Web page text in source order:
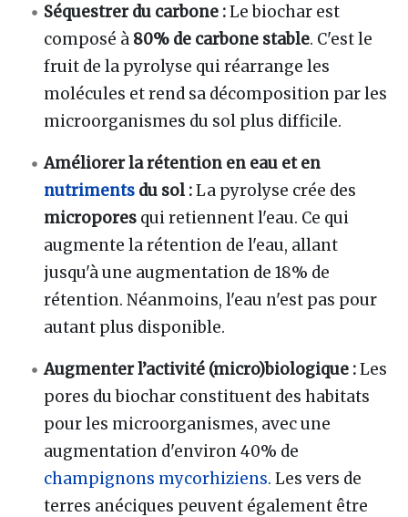
Séquestrer du carbone :Le biochar est
composé à 80% de carbone stable. C'est le
fruit de la pyrolyse qui réarrange les
molécules et rend sa décomposition par les
microorganismes du sol plus difficile.
Améliorer la rétention en eau et en
nutriments du sol :La pyrolyse crée des
micropores qui retiennent l'eau. Ce qui
augmente la rétention de l'eau, allant
jusqu'à une augmentation de 18% de
rétention. Néanmoins, l'eau n'est pas pour
autant plus disponible.
Augmenter l’activité (micro)biologique :Les
pores du biochar constituent des habitats
pour les microorganismes, avec une
augmentation d'environ 40% de
champignons mycorhiziens. Les vers de
terres anéciques peuvent également être